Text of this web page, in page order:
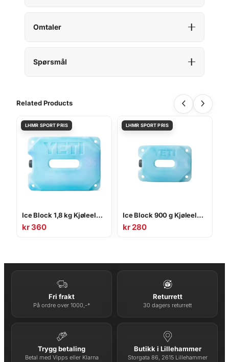
Omtaler
Spørsmål
Related Products
Ice Block 1,8 kg Kjøleelement
kr360
Ice Block 900 g Kjøleelement
kr280
Fri frakt
På ordre over 1000,-*
Returrett
30 dagers returrett
Trygg betaling
Betal med Vipps eller Klarna
Butikk i Lillehammer
Storgata 86, 2615 Lillehammer